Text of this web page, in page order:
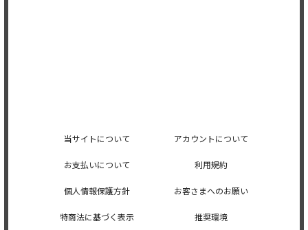
当サイトについて アカウントについて
お支払いについて 利用規約
個人情報保護方針 お客さまへのお願い
特商法に基づく表示 推奨環境